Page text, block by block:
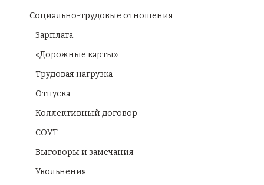
Социально-трудовые отношения
Зарплата
«Дорожные карты»
Трудовая нагрузка
Отпуска
Коллективный договор
СОУТ
Выговоры и замечания
Увольнения